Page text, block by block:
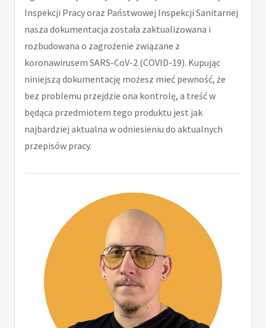
Inspekcji Pracy oraz Państwowej Inspekcji Sanitarnej
nasza dokumentacja została zaktualizowana i
rozbudowana o zagrożenie związane z
koronawirusem SARS-CoV-2 (COVID-19). Kupując
niniejszą dokumentację możesz mieć pewność, że
bez problemu przejdzie ona kontrolę, a treść w
będąca przedmiotem tego produktu jest jak
najbardziej aktualna w odniesieniu do aktualnych
przepisów pracy.